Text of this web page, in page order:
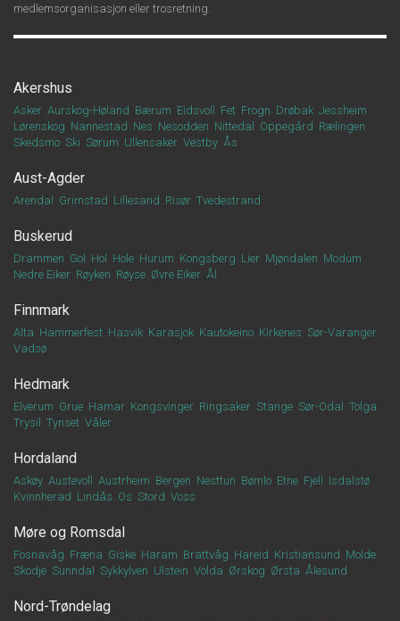
medlemsorganisasjon eller trosretning.
Akershus
Asker Aurskog-Høland Bærum Eidsvoll Fet Frogn Drøbak Jessheim
Lørenskog Nannestad Nes Nesodden Nittedal Oppegård Rælingen
Skedsmo Ski Sørum Ullensaker Vestby Ås
Aust-Agder
Arendal Grimstad Lillesand Risør Tvedestrand
Buskerud
Drammen Gol Hol Hole Hurum Kongsberg Lier Mjøndalen Modum
Nedre Eiker Røyken Røyse Øvre Eiker Ål
Finnmark
Alta Hammerfest Hasvik Karasjok Kautokeino Kirkenes Sør-Varanger
Vadsø
Hedmark
Elverum Grue Hamar Kongsvinger Ringsaker Stange Sør-Odal
Tolga
Trysil
Tynset Våler
Hordaland
Askøy Austevoll Austrheim Bergen Nesttun Bømlo Etne Fjell
Isdalstø
Kvinnherad Lindås Os Stord Voss
Møre og Romsdal
Fosnavåg Fræna Giske Haram Brattvåg Hareid Kristiansund Molde
Skodje Sunndal Sykkylven Ulstein Volda Ørskog Ørsta Ålesund
Nord-Trøndelag